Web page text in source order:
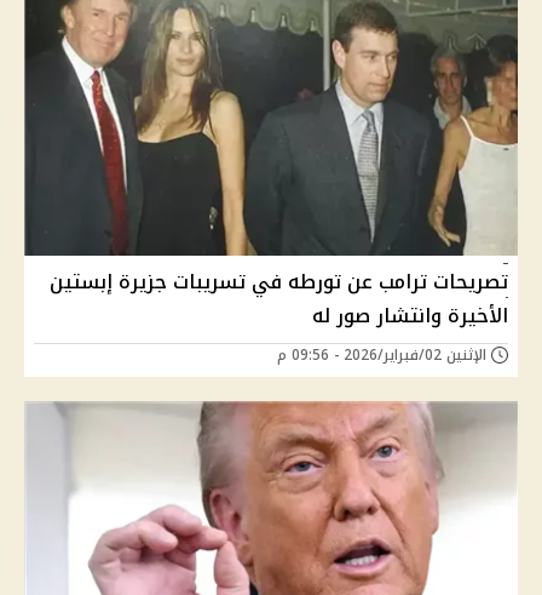
تصريحات ترامب عن تورطه في تسريبات جزيرة إبستين
الأخيرة وانتشار صور له
الإثنين 02/فبراير/2026 - 09:56 م